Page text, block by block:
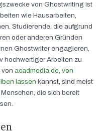
von Ghostwriting ist
wie Hausarbeiten,
Studierende, die aufgrund
oder anderen Gründen
Ghostwriter engagieren,
hochwertiger Arbeiten zu
von acadmedia.de, von
lassen kannst, sind meist
die sich bereit